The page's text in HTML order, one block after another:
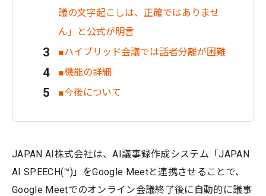
議の文字起こしは、正確ではありませ
ん」と公式が明言
■ハイブリッド会議では話者分離が困難
■機能の詳細
■今後について
JAPAN AI株式会社は、AI議事録作成システム「JAPAN
AI SPEECH(™)」をGoogle Meetと連携させることで、
Google Meetでのオンライン会議終了後に自動的に議事